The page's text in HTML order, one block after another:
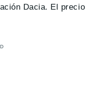
Dacia. El precio